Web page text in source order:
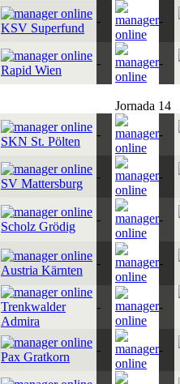
KSV Superfund
- -
Rapid Wien
- -
Jornada 14
SKN St. Pölten
- -
SV Mattersburg
- -
Scholz Grödig
- -
Austria Kärnten
- -
Trenkwalder
Admira
- -
Pax Gratkorn
- -